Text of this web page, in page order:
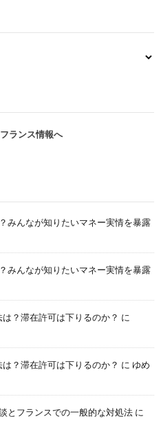
みんなが知りたいマネー実情を暴露
みんなが知りたいマネー実情を暴露
？滞在許可は下りるのか？ に
？滞在許可は下りるのか？ に ゆめ
とフランスでの一般的な対処法 に